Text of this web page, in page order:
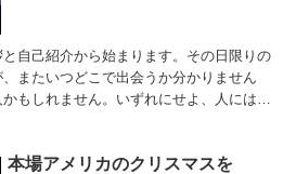
自己紹介から始まります。その日限りの
またいつどこで出会うか分かりません
もしれません。いずれにせよ、人には良
本場アメリカのクリスマスを